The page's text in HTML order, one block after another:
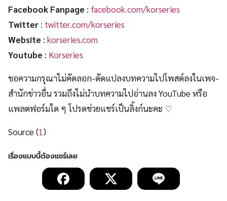
Facebook Fanpage : facebook.com/korseries
Twitter : twitter.com/korseries
Website : korseries.com
Youtube : Korseries
ขอความกรุณาไม่คัดลอก-ดัดแปลงบทความไปโพสต์ลงในเพจ-
สำนักข่าวอื่น รวมถึงไม่นำบทความไปอ่านลง YouTube หรือ
แพลตฟอร์มใด ๆ โปรดช่วยแชร์เป็นลิ้งก์นะคะ ♡
Source (1)